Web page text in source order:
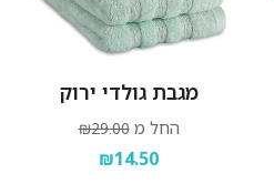
מגבת גולדי ירוק
החל מ ₪29.00
₪14.50